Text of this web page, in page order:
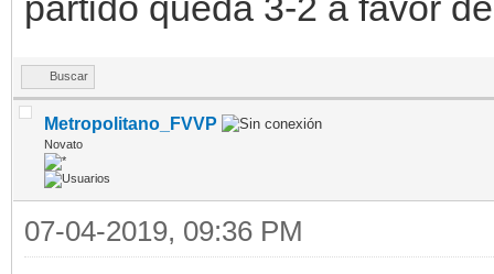
Buscar
Metropolitano_FVVP
Novato
07-04-2019, 09:36 PM